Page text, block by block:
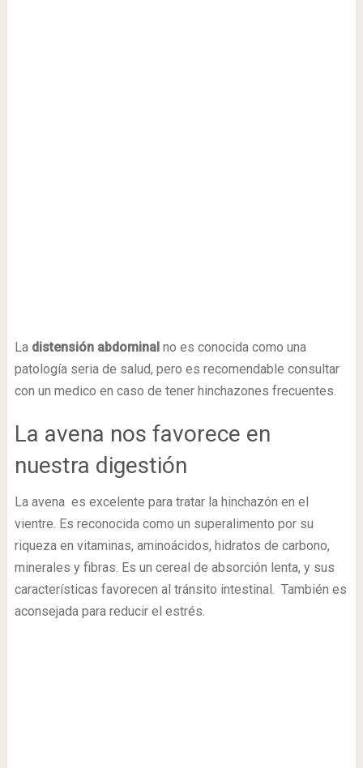
La distensión abdominalno es conocida como una
patología seria de salud, pero es recomendable consultar
con un medico en caso de tener hinchazones frecuentes.
La avena nos favorece en
nuestra digestión
La avena es excelente para tratar la hinchazón en el
vientre. Es reconocida como un superalimento por su
riqueza en vitaminas, aminoácidos, hidratos de carbono,
minerales y fibras. Es un cereal de absorción lenta, y sus
características favorecen al tránsito intestinal. También es
aconsejada para reducir el estrés.